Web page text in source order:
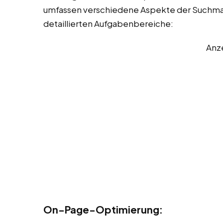
umfassen verschiedene Aspekte der
detaillierten Aufgabenbereiche:
On-Page-Optimierung: